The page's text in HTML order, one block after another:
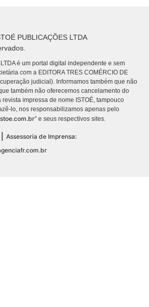
PUBLICAÇÕES LTDA
é um portal digital independente e sem
com a EDITORA TRES COMÉRCIO DE
judicial). Informamos também que não
também não oferecemos cancelamento do
impressa de nome ISTOÉ, tampouco
lo, nos responsabilizamos apenas pelo
” e seus respectivos sites.
| Assessoria de Imprensa: